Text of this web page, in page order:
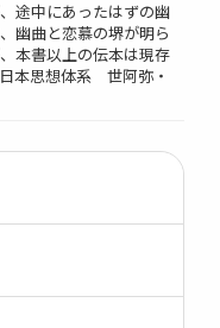
途中にあったはずの幽
幽曲と恋慕の堺が明ら
本書以上の伝本は現存
本思想体系 世阿弥・